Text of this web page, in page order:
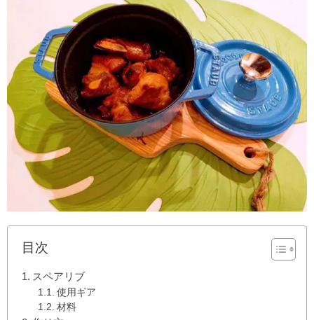
目次
スペアリブ
使用ギア
材料